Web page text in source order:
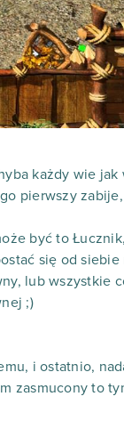
każdy wie jak
pierwszy
być to
się od
lub wszystkie
;)
i ostatnio,
zasmucony to